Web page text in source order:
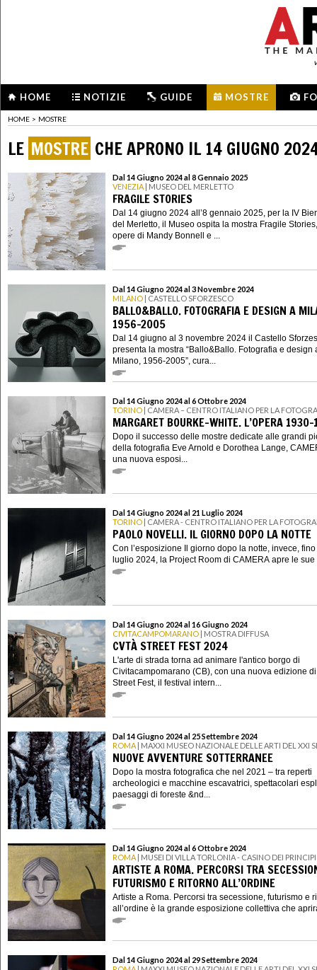
HOME NOTIZIE GUIDE MOSTRE
HOME > MOSTRE
LE MOSTRE CHE APRONO IL 14 GIUGNO
Dal 14 Giugno 2024 al 8 Gennaio 2025
VENEZIA | MUSEO DEL MERLETTO
FRAGILE STORIES
Dal 14 giugno 2024 all’8 gennaio 2025, per la IV
del Merletto, il Museo ospita la mostra Fragile
opere di Mandy Bonnell e ...
Dal 14 Giugno 2024 al 3 Novembre 2024
MILANO | CASTELLO SFORZESCO
BALLO&BALLO. FOTOGRAFIA E DESIGN A
1956-2005
Dal 14 giugno al 3 novembre 2024 il Castello
presenta la mostra “Ballo&Ballo. Fotografia e design
Milano, 1956-2005”, cura...
Dal 14 Giugno 2024 al 6 Ottobre 2024
TORINO | CAMERA – CENTRO ITALIANO PER LA
MARGARET BOURKE-WHITE. L’OPERA
Dopo il successo delle mostre dedicate alle grandi
della fotografia Eve Arnold e Dorothea Lange,
una nuova esposi...
Dal 14 Giugno 2024 al 21 Luglio 2024
TORINO | CAMERA - CENTRO ITALIANO PER LA
PAOLO NOVELLI. IL GIORNO DOPO LA NOTTE
Con l’esposizione Il giorno dopo la notte, invece,
luglio 2024, la Project Room di CAMERA apre le sue
Dal 14 Giugno 2024 al 16 Giugno 2024
CIVITACAMPOMARANO | MOSTRA DIFFUSA
CVTÀ STREET FEST 2024
L'arte di strada torna ad animare l'antico borgo di
Civitacampomarano (CB), con una nuova edizione
Street Fest, il festival intern...
Dal 14 Giugno 2024 al 25 Settembre 2024
ROMA | MAXXI MUSEO NAZIONALE DELLE ARTI DEL XXI
NUOVE AVVENTURE SOTTERRANEE
Dopo la mostra fotografica che nel 2021 – tra reperti
archeologici e macchine escavatrici, spettacolari
paesaggi di foreste &nd...
Dal 14 Giugno 2024 al 6 Ottobre 2024
ROMA | MUSEI DI VILLA TORLONIA - CASINO DEI PRINCIPI
ARTISTE A ROMA. PERCORSI TRA
FUTURISMO E RITORNO ALL’ORDINE
Artiste a Roma. Percorsi tra secessione, futurismo e
all’ordine è la grande esposizione collettiva che
Dal 14 Giugno 2024 al 29 Settembre 2024